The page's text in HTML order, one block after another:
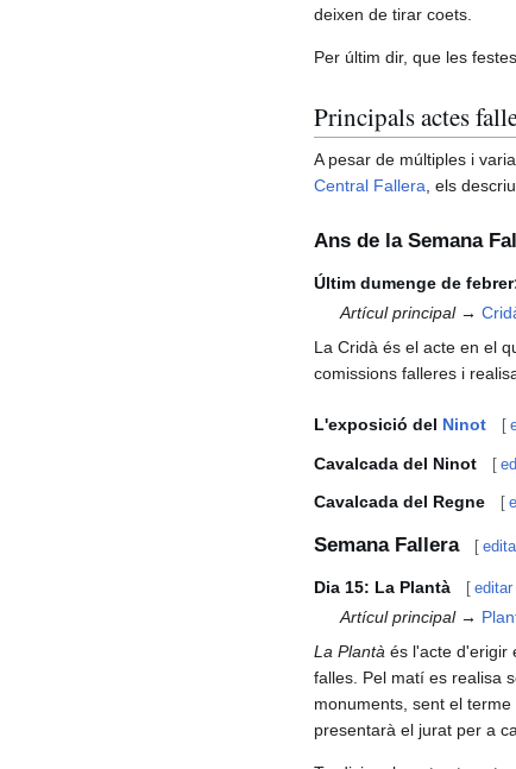
deixen de tirar coets.
Per últim dir, que les
Principals actes
A pesar de múltiples i
Central Fallera , els
Ans de la Semana
Últim dumenge de
Artícul principal →
La Cridà és el acte en el
comissions falleres i
L'exposició del Ninot [
Cavalcada del Ninot [
Cavalcada del Regne [
Semana Fallera [
Dia 15: La Plantà [ editar
Artícul principal →
La Plantà és l'acte d'erigir
falles. Pel matí es realisa
monuments, sent el
presentarà el jurat per a